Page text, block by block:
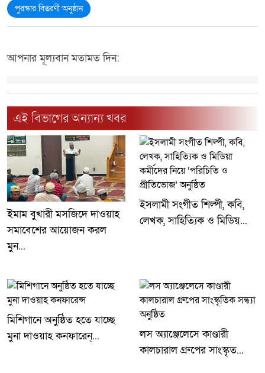
পুরস্কার বিতরণী অনুষ্ঠান
আপনার মূল্যবান মতামত দিন:
এই বিভাগের অন্যান্য খবর
ইমাম বুখারী মসজিদে দাওয়াহ
সমাবেশের আয়োজন করল
মুন...
ইসলামী সংগীত শিল্পী, কবি,
লেখক, সাহিত্যিক ও মিডিয়...
মিশিগানে অনুষ্ঠিত হতে যাচ্ছে
মুনা দাওয়াহ কনফারেন্...
লস অ্যাঞ্জেলেসে কাণ্ডারী
কালচারাল গ্রুপের সাংস্কৃত...